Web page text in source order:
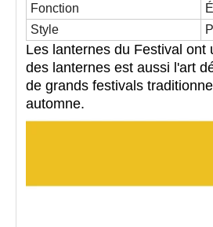
Fonction
Style
Les lanternes du Festival
des lanternes est aussi l'art
de grands festivals
automne.